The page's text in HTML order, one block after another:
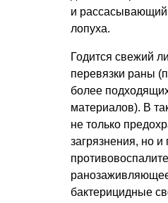
и
лопуха.
Годится свежий
перевязки раны
более
материалов). В
не только
загрязнения, но и
бактерицидные